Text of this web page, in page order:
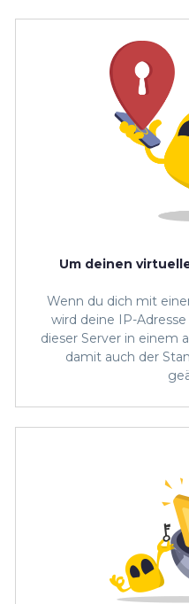
Um deinen
Wenn du dich mit
wird deine IP-
dieser Server in einem
damit auch der